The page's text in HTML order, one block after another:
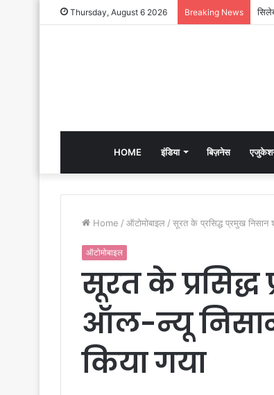
Thursday, August 6 2026 Breaking News
HOME इंडिया बिज़नेस
Home / ऑटोमोबाइल / सूरत के प्रसिद्ध प्रमुख निसान
ऑटोमोबाइल
सूरत के
ऑल-न्यू निसान
किया गया